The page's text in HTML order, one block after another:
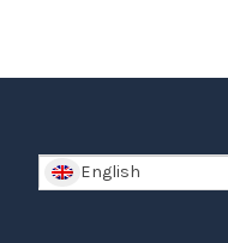
English